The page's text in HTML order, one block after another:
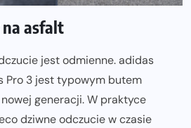
asfalt
jest odmienne. adidas
Pro 3 jest typowym butem
generacji. W praktyce
dziwne odczucie w czasie